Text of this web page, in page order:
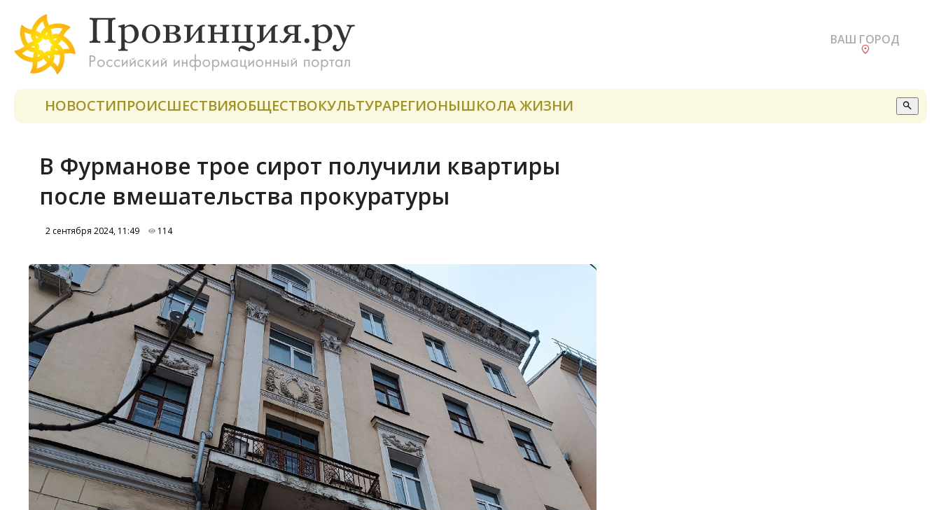
ВАШ ГОРОД
НОВОСТИПРОИСШЕСТВИЯОБЩЕСТВОКУЛЬТУРАРЕГИОНЫШКОЛА ЖИЗНИ
В Фурманове трое сирот получили квартиры
после вмешательства прокуратуры
2 сентября 2024, 11:49 114